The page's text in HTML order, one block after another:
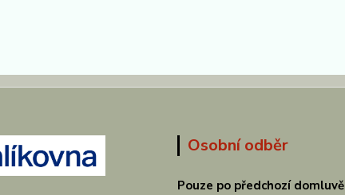
Osobní odběr
Pouze po předchozí domluvě